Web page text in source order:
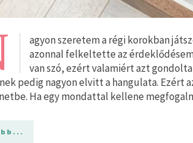
agyon szeretem a régi korokban
azonnal felkeltette az
van szó, ezért valamiért azt
pedig nagyon elvitt a hangulata. Ezért
Ha egy mondattal kellene